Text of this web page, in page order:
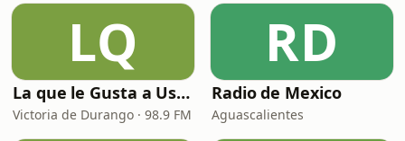
LQ
La que le Gusta a Usted
Victoria de Durango · 98.9 FM
RD
Radio de Mexico
Aguascalientes